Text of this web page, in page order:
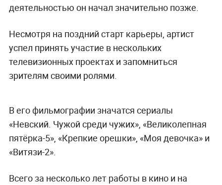
деятельностью он начал значительно позже.
Несмотря на поздний старт карьеры, артист
успел принять участие в нескольких
телевизионных проектах и запомниться
зрителям своими ролями.
В его фильмографии значатся сериалы
«Невский. Чужой среди чужих», «Великолепная
пятёрка-5», «Крепкие орешки», «Моя девочка» и
«Витязи-2».
Всего за несколько лет работы в кино и на